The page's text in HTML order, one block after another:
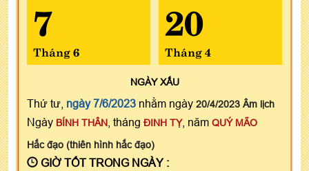
7
Tháng 6
20
Tháng 4
NGÀYXẤU
Thứ tư, ngày 7/6/2023 nhằm ngày 20/4/2023 Âm lịch
Ngày BÍNH THÂN , tháng ĐINH TỴ, năm QUÝ MÃO
Hắc đạo (thiên hình hắc đạo)
GIỜ TỐT TRONG NGÀY :